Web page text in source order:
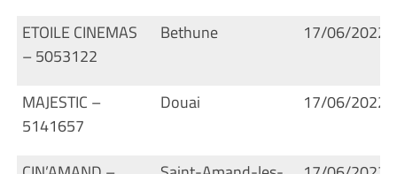
ETOILE CINEMAS
– 5053122
Bethune 17/06/2022
MAJESTIC –
5141657
Douai 17/06/2022